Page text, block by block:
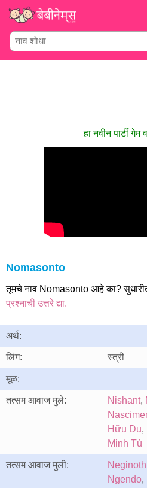
हा नवीन पार्टी गेम
Nomasonto
तूमचे नाव Nomasonto आहे का?
प्रश्नाची उत्तरे द्या.
अर्थ:
लिंग: स्त्री
मूळ:
तत्सम आवाज मुले: Nishant,
Hữu Du,
Minh Tú
तत्सम आवाज मुली: Neginoth
Ngendo,